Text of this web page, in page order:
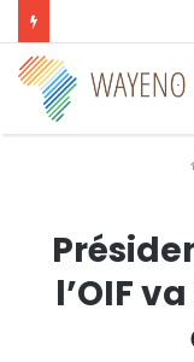
l’OIF